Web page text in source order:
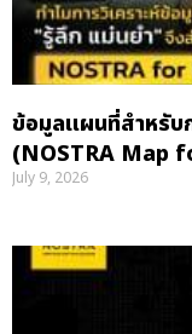
ข้อมูลแผนที่สำหรับ
(NOSTRA Map
July 9, 2026